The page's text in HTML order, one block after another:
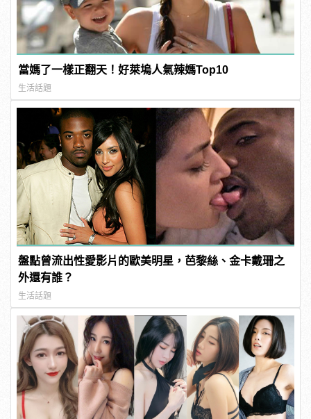
當媽了一樣正翻天！好萊塢人氣辣媽Top10
生活話題
盤點曾流出性愛影片的歐美明星，芭黎絲、金卡戴珊之
外還有誰？
生活話題